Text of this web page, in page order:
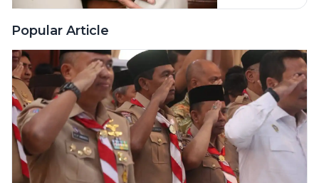
Tubuh Tak
Dulu?
Popular Article